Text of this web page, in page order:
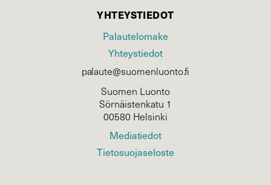
YHTEYSTIEDOT
Palautelomake
Yhteystiedot
palaute@suomenluonto.fi
Suomen Luonto
Sörnäistenkatu 1
00580 Helsinki
Mediatiedot
Tietosuojaseloste